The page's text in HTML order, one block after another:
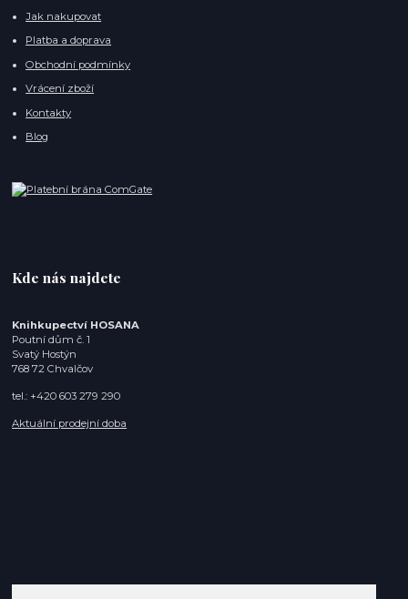
Jak nakupovat
Platba a doprava
Obchodní podmínky
Vrácení zboží
Kontakty
Blog
Kde nás najdete
Knihkupectví HOSANA
Poutní dům č. 1
Svatý Hostýn
768 72 Chvalčov
tel.: +420 603 279 290
Aktuální prodejní doba